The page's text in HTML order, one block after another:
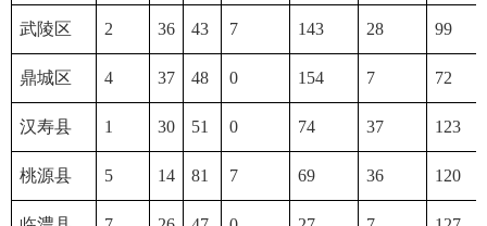
武陵区 2 36 43 7 143 28 99
鼎城区 4 37 48 0 154 7 72
汉寿县 1 30 51 0 74 37 123
桃源县 5 14 81 7 69 36 120